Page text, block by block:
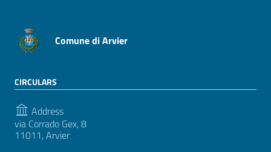
Comune di Arvier
CIRCULARS
Address
via Corrado Gex, 8
11011, Arvier